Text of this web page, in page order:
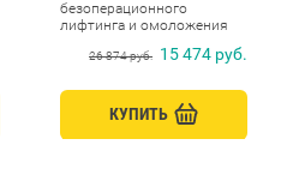
безоперационного
лифтинга и омоложения
Gezatone
26 874 руб. 15 474 руб.
КУПИТЬ